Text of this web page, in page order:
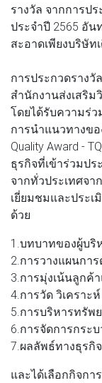
รางวัล จากการป
ประจำปี 2565 อัน
สะอาดเพียงบริษัท
การประกวดรางวั
สำนักงานส่งเสริ
โดยได้รับความร่
การนำแนวทางข
Quality Award -
ธุรกิจที่เข้าร่วมปร
จากทั่วประเทศจ
เยี่ยมชมและประเ
ด้วย
1.บทบาทของผู้บริ
2.การวางแผนกา
3.การมุ่งเน้นลูกค้
4.การวัด วิเคราะ
5.การบริหารทรัพ
6.การจัดการกระ
7.ผลลัพธ์ทางธุรกิจ
และได้เลือกกิจกา